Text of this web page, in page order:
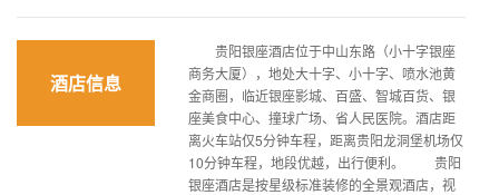
酒店信息
贵阳银座酒店位于中山东路（小十字银座
商务大厦），地处大十字、小十字、喷水池黄
金商圈，临近银座影城、百盛、智城百货、银
座美食中心、撞球广场、省人民医院。酒店距
离火车站仅5分钟车程，距离贵阳龙洞堡机场仅
10分钟车程，地段优越，出行便利。 贵阳
银座酒店是按星级标准装修的全景观酒店，视